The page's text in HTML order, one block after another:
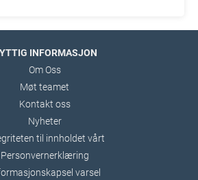
INFORMASJON
Om Oss
Møt teamet
Kontakt oss
Nyheter
til innholdet vårt
Personvernerklæring
varsel